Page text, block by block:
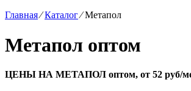
Главная⁄Каталог⁄Метапол
Метапол оптом
ЦЕНЫ НА МЕТАПОЛ оптом, от 52 руб/